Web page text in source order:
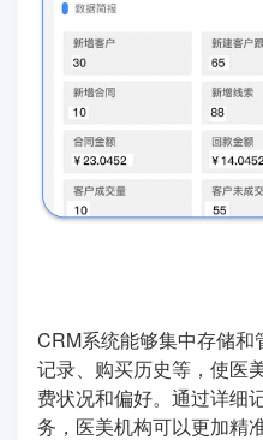
CRM系统能够集中存储
记录、购买历史等，使医
费状况和偏好。通过详细
务，医美机构可以更加精